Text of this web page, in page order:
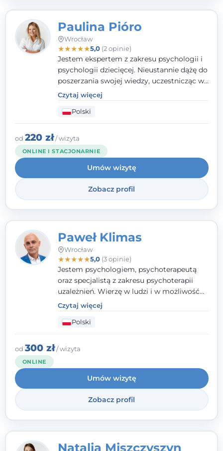
Paulina Pióro
Wrocław
★★★★★5,0(2 opinie)
Jestem ekspertem z zakresu psychologii i
psychologii dziecięcej. Nieustannie dążę do
poszerzania swojej wiedzy, uczestnicząc w
różnorodnych szkoleniach. Pracując z
dziećmi, młodzieżą i młodymi dorosłymi
niezwykle ważne jest dla mnie poczucie
bezpieczeństwa, zrozumienia oraz wolności
w wyrażaniu swojego zdania. Kieruję się
etyką zawodową, wierząc, że każdy
człowiek powinien otrzymać wsparcie i
pomoc, by poradzić sobie ze swoimi
problemami.
Czytaj więcej
Polski
od 220 zł/ wizyta
ONLINE I STACJONARNIE
Umów wizytę
Zobacz profil
Paweł Klimas
Wrocław
★★★★★5,0(3 opinie)
Jestem psychologiem, psychoterapeutą
oraz specjalistą z zakresu psychoterapii
uzależnień. Wierzę w ludzi i w możliwość
wprowadzenia zmian w ich życiu. Bardzo
często przekonuje się o tym, że każdy z nas,
w tym Ty i ja, ma wpływ na swoje
szczęście. Należy uwierzyć w siebie i działać
w obranym kierunku.
Czytaj więcej
Polski
od 300 zł/ wizyta
ONLINE
Umów wizytę
Zobacz profil
Natalia Miszczyszyn